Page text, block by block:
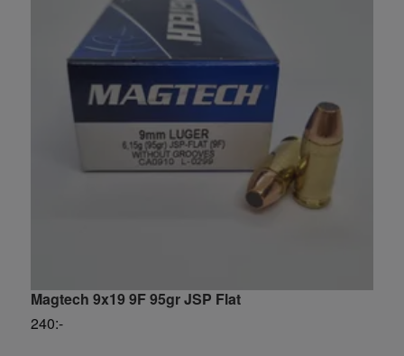
Magtech 9x19 9F 95gr JSP Flat
240:-